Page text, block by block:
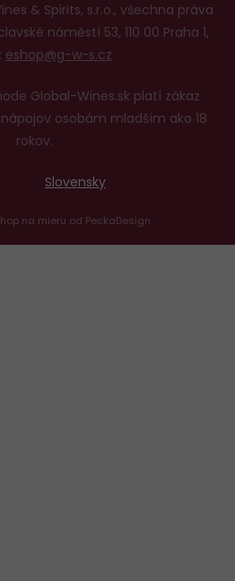
& Spirits, s.r.o., všechna práva
náměstí 53, 110 00 Praha 1,
eshop@g-w-s.cz
Global-Wines.sk platí zákaz
osobám mladším ako 18
rokov.
Slovensky
na mieru od PeckaDesign